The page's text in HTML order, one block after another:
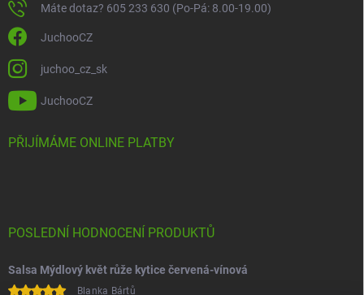
Máte dotaz? 605 233 630 (Po-Pá: 8.00-19.00)
JuchooCZ
juchoo_cz_sk
JuchooCZ
PŘIJÍMÁME ONLINE PLATBY
POSLEDNÍ HODNOCENÍ PRODUKTŮ
Salsa Mýdlový květ růže kytice červená-vínová
Blanka Bártů